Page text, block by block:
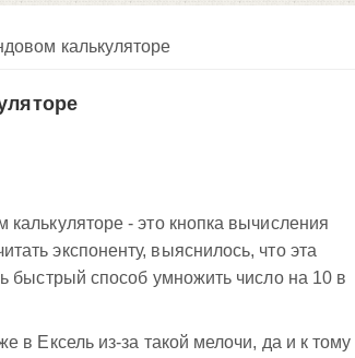
калькуляторе
- это кнопка вычисления
экспоненту, выяснилось, что эта
быстрый способ умножить число на 10 в
в Ексель из-за такой мелочи, да и к тому